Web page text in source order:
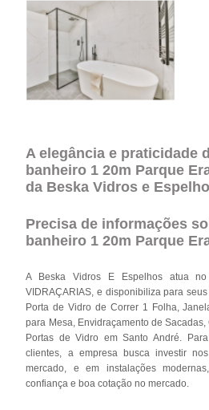
A elegância e praticidade
banheiro 1 20m Parque
da Beska Vidros e
Precisa de informações
banheiro 1 20m Parque
A Beska Vidros E Espelhos atua
VIDRAÇARIAS, e disponibiliza para
Porta de Vidro de Correr 1 Folha,
para Mesa, Envidraçamento de
Portas de Vidro em Santo André.
clientes, a empresa busca investir
mercado, e em instalações
confiança e boa cotação no mercado.